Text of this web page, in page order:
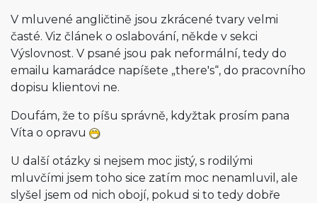
V mluvené angličtině jsou zkrácené tvary velmi
časté. Viz článek o oslabování, někde v sekci
Výslovnost. V psané jsou pak neformální, tedy do
emailu kamarádce napíšete „there's“, do pracovního
dopisu klientovi ne.
Doufám, že to píšu správně, kdyžtak prosím pana
Víta o opravu
U další otázky si nejsem moc jistý, s rodilými
mluvčími jsem toho sice zatím moc nenamluvil, ale
slyšel jsem od nich obojí, pokud si to tedy dobře